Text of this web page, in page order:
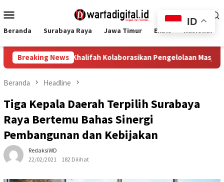
ke
Mobile
Beranda Surabaya Raya Jawa Timur Ekbis Nasional
Breaking News
Nurul Khalifah Kolaborasikan Pengelolaan Masjid dan
Beranda Headline
Tiga Kepala Daerah Terpilih Surabaya
Raya Bertemu Bahas Sinergi
Pembangunan dan Kebijakan
RedaksiWD
22/02/2021
182 Dilihat
ID